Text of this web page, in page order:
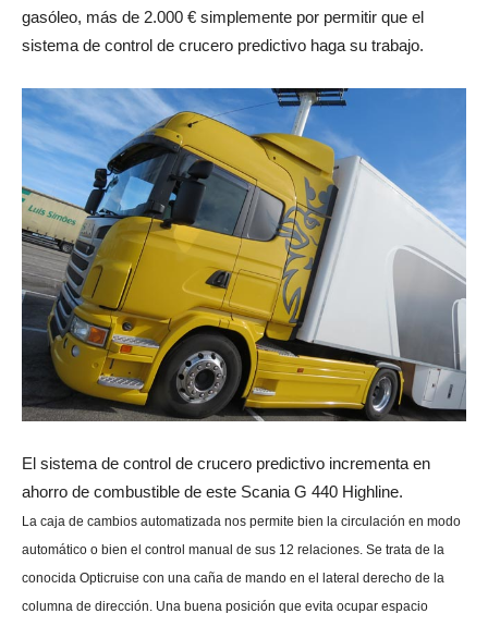
gasóleo, más de 2.000 € simplemente por permitir que el
sistema de control de crucero predictivo haga su trabajo.
El sistema de control de crucero predictivo incrementa en
ahorro de combustible de este Scania G 440 Highline.
La caja de cambios automatizada nos permite bien la circulación en modo
automático o bien el control manual de sus 12 relaciones. Se trata de la
conocida Opticruise con una caña de mando en el lateral derecho de la
columna de dirección. Una buena posición que evita ocupar espacio